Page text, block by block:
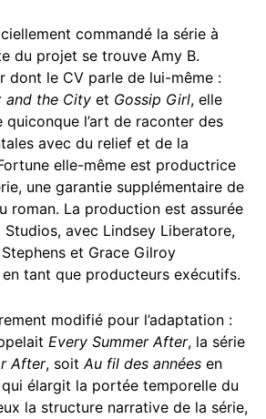
commandé la série à
du projet se trouve Amy B.
dont le CV parle de lui-même :
and the City et Gossip Girl, elle
l’art de raconter des
avec du relief et de la
elle-même est productrice
une garantie supplémentaire de
roman. La production est assurée
Studios, avec Lindsey Liberatore,
et Grace Gilroy
tant que producteurs exécutifs.
modifié pour l’adaptation :
Every Summer After, la série
After, soitAu fil des années en
élargit la portée temporelle du
la structure narrative de la série,